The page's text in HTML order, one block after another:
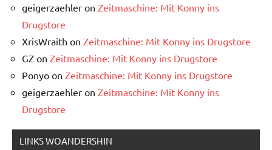
geigerzaehler on Zeitmaschine: Mit Konny ins
Drugstore
XrisWraith on Zeitmaschine: Mit Konny ins Drugstore
GZ on Zeitmaschine: Mit Konny ins Drugstore
Ponyo on Zeitmaschine: Mit Konny ins Drugstore
geigerzaehler on Zeitmaschine: Mit Konny ins
Drugstore
LINKS WOANDERSHIN